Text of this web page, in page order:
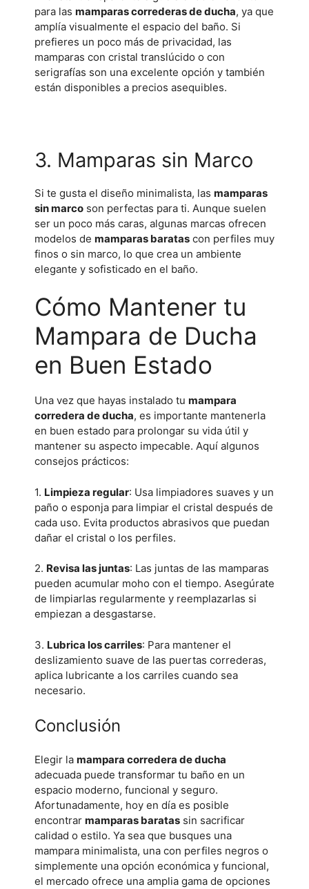
para las mamparas correderas de ducha, ya que
amplía visualmente el espacio del baño. Si
prefieres un poco más de privacidad, las
mamparas con cristal translúcido o con
serigrafías son una excelente opción y también
están disponibles a precios asequibles.
3. Mamparas sin Marco
Si te gusta el diseño minimalista, las mamparas
sin marco son perfectas para ti. Aunque suelen
ser un poco más caras, algunas marcas ofrecen
modelos de mamparas baratas con perfiles muy
finos o sin marco, lo que crea un ambiente
elegante y sofisticado en el baño.
Cómo Mantener tu
Mampara de Ducha
en Buen Estado
Una vez que hayas instalado tu mampara
corredera de ducha, es importante mantenerla
en buen estado para prolongar su vida útil y
mantener su aspecto impecable. Aquí algunos
consejos prácticos:
1. Limpieza regular: Usa limpiadores suaves y un
paño o esponja para limpiar el cristal después de
cada uso. Evita productos abrasivos que puedan
dañar el cristal o los perfiles.
2. Revisa las juntas: Las juntas de las mamparas
pueden acumular moho con el tiempo. Asegúrate
de limpiarlas regularmente y reemplazarlas si
empiezan a desgastarse.
3. Lubrica los carriles: Para mantener el
deslizamiento suave de las puertas correderas,
aplica lubricante a los carriles cuando sea
necesario.
Conclusión
Elegir la mampara corredera de ducha
adecuada puede transformar tu baño en un
espacio moderno, funcional y seguro.
Afortunadamente, hoy en día es posible
encontrar mamparas baratas sin sacrificar
calidad o estilo. Ya sea que busques una
mampara minimalista, una con perfiles negros o
simplemente una opción económica y funcional,
el mercado ofrece una amplia gama de opciones